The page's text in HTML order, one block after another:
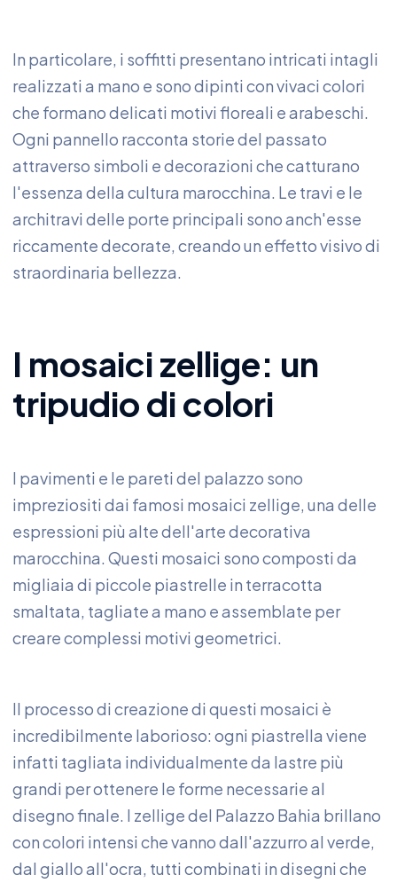
In particolare, i soffitti presentano intricati intagli
realizzati a mano e sono dipinti con vivaci colori
che formano delicati motivi floreali e arabeschi.
Ogni pannello racconta storie del passato
attraverso simboli e decorazioni che catturano
l'essenza della cultura marocchina. Le travi e le
architravi delle porte principali sono anch'esse
riccamente decorate, creando un effetto visivo di
straordinaria bellezza.
I mosaici zellige: un
tripudio di colori
I pavimenti e le pareti del palazzo sono
impreziositi dai famosi mosaici zellige, una delle
espressioni più alte dell'arte decorativa
marocchina. Questi mosaici sono composti da
migliaia di piccole piastrelle in terracotta
smaltata, tagliate a mano e assemblate per
creare complessi motivi geometrici.
Il processo di creazione di questi mosaici è
incredibilmente laborioso: ogni piastrella viene
infatti tagliata individualmente da lastre più
grandi per ottenere le forme necessarie al
disegno finale. I zellige del Palazzo Bahia brillano
con colori intensi che vanno dall'azzurro al verde,
dal giallo all'ocra, tutti combinati in disegni che